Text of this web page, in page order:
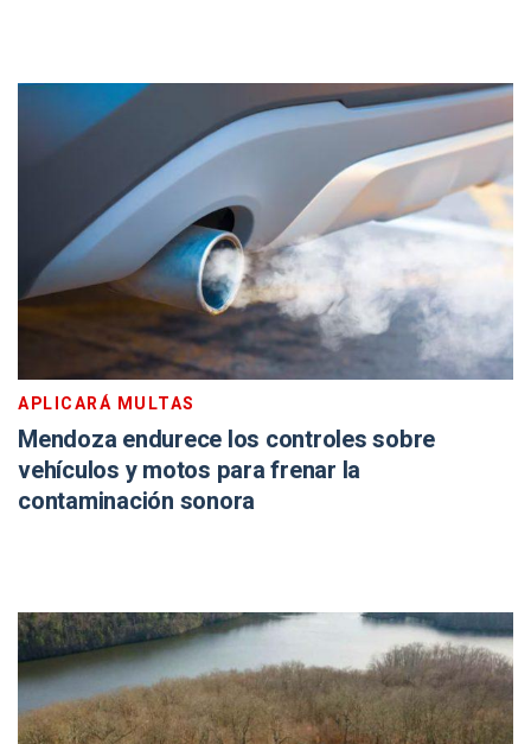
APLICARÁ MULTAS
Mendoza endurece los controles sobre
vehículos y motos para frenar la
contaminación sonora